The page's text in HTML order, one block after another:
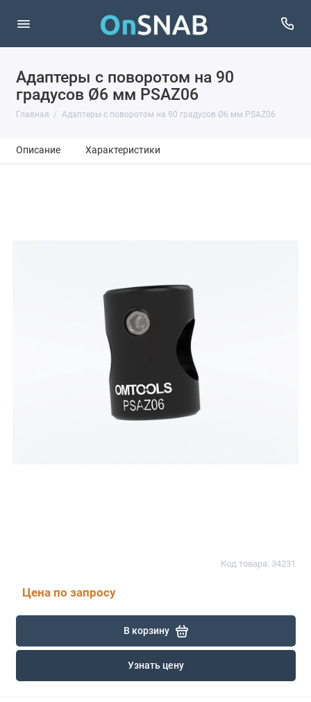
Адаптеры с поворотом на 90
градусов Ø6 мм PSAZ06
Главная Адаптеры с поворотом на 90 градусов Ø6 мм PSAZ06
Описание Характеристики
Код товара: 34231
Цена по запросу
В корзину
Узнать цену